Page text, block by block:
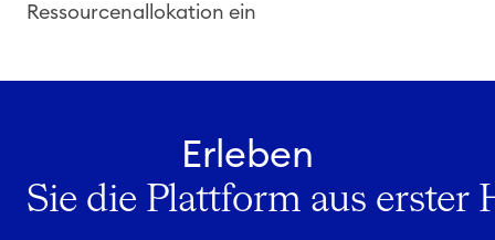
Ressourcenallokation ein
Erleben
Sie die Plattform aus erster